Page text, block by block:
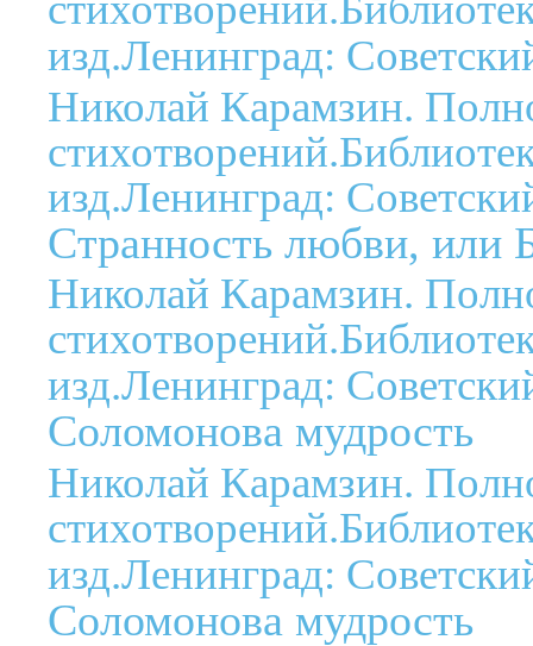
изд.Ленинград:
Николай Карамзин.
изд.Ленинград:
Странность любви, или
Николай Карамзин.
изд.Ленинград:
Соломонова мудрость
Николай Карамзин.
изд.Ленинград:
Соломонова мудрость